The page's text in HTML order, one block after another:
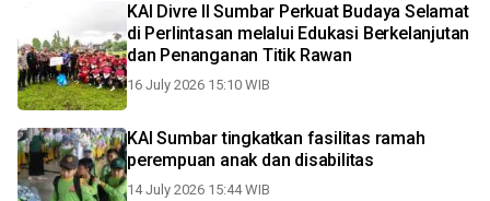
KAI Divre II Sumbar Perkuat Budaya Selamat
di Perlintasan melalui Edukasi Berkelanjutan
dan Penanganan Titik Rawan
16 July 2026 15:10 WIB
KAI Sumbar tingkatkan fasilitas ramah
perempuan anak dan disabilitas
14 July 2026 15:44 WIB